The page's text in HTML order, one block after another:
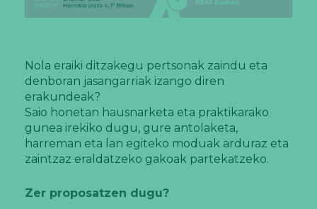
Nola eraiki ditzakegu pertsonak zaindu eta
denboran jasangarriak izango diren
erakundeak?
Saio honetan hausnarketa eta praktikarako
gunea irekiko dugu, gure antolaketa,
harreman eta lan egiteko moduak arduraz eta
zaintzaz eraldatzeko gakoak partekatzeko.
Zer proposatzen dugu?